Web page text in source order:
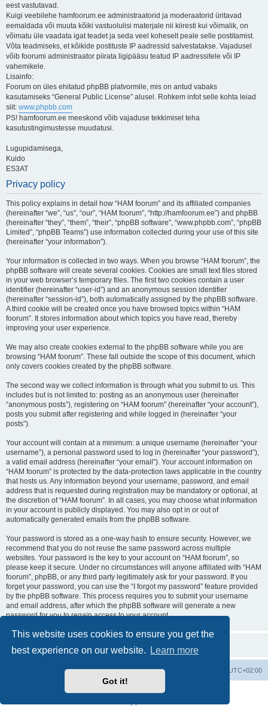
This website uses cookies to ensure you get the
best experience on our website.
Learn more
Got it!
eest vastutavad.
Kuigi veebilehe hamfoorum.ee administraatorid ja moderaatorid üritavad
eemaldada või muuta kõiki vastuolulisi materjale nii kiiresti kui võimalik, on
võimatu üle vaadata igat teadet ja seda veel koheselt peale selle postitamist.
Võta teadmiseks, et kõikide postituste IP aadressid salvestatakse. Vajadusel
võib foorumi administraator piirata ligipääsu teatud IP aadressitele või IP
vahemikele.
Lisainfo:
Foorum on üles ehitatud phpBB platvormile, mis on antud vabaks
kasutamiseks “General Public License” alusel. Rohkem infot selle kohta leiad
siit: www.phpbb.com
PS! hamfoorum.ee meeskond võib vajaduse tekkimisel teha
kasutustingimustesse muudatusi.
Lugupidamisega,
Kuido
ES3AT
Privacy policy
This policy explains in detail how “HAM foorum” and its affiliated companies
(hereinafter “we”, “us”, “our”, “HAM foorum”, “http://hamfoorum.ee”) and phpBB
(hereinafter “they”, “them”, “their”, “phpBB software”, “www.phpbb.com”, “phpBB
Limited”, “phpBB Teams”) use information collected during your use of this site
(hereinafter “your information”).
Your information is collected in two ways. When you browse “HAM foorum”, the
phpBB software will create several cookies. Cookies are small text files stored
in your web browser’s temporary files. The first two cookies contain a user
identifier (hereinafter “user-id”) and an anonymous session identifier
(hereinafter “session-id”), both automatically assigned by the phpBB software.
A third cookie will be created once you have browsed topics within “HAM
foorum”. It stores information about which topics you have read, thereby
improving your user experience.
We may also create cookies external to the phpBB software while you are
browsing “HAM foorum”. These fall outside the scope of this document, which
only covers cookies created by the phpBB software.
The second way we collect information is through what you submit to us. This
includes but is not limited to: posting as an anonymous user (hereinafter
“anonymous posts”), registering on “HAM foorum” (hereinafter “your account”),
posts you submit after registering and while logged in (hereinafter “your
posts”).
Your account will contain at a minimum: a unique username (hereinafter “your
username”), a personal password used to log in (hereinafter “your password”),
a valid email address (hereinafter “your email”). Your account information on
“HAM foorum” is protected by the data-protection laws applicable in the country
that hosts us. Any information beyond your username, password, and email
address that is requested during registration may be mandatory or optional, at
the discretion of “HAM foorum”. In all cases, you may choose what information
in your account is publicly displayed. You may also opt in or out of
automatically generated emails from the phpBB software.
Your password is stored as a one-way hash to ensure security. However, we
recommend that you do not reuse the same password across multiple
websites. Your password is the key to your account on “HAM foorum”, so
please keep it secure. Under no circumstances will anyone affiliated with “HAM
foorum”, phpBB, or any third party legitimately ask for your password. If you
forget your password, you can use the “I forgot my password” feature provided
by the phpBB software. This process requires you to submit your username
and email address, after which the phpBB software will generate a new
password for you to regain access to your account.
UTC+02:00
Delete cookies
Contact us
Powered by
® Forum Software © phpBB Limited